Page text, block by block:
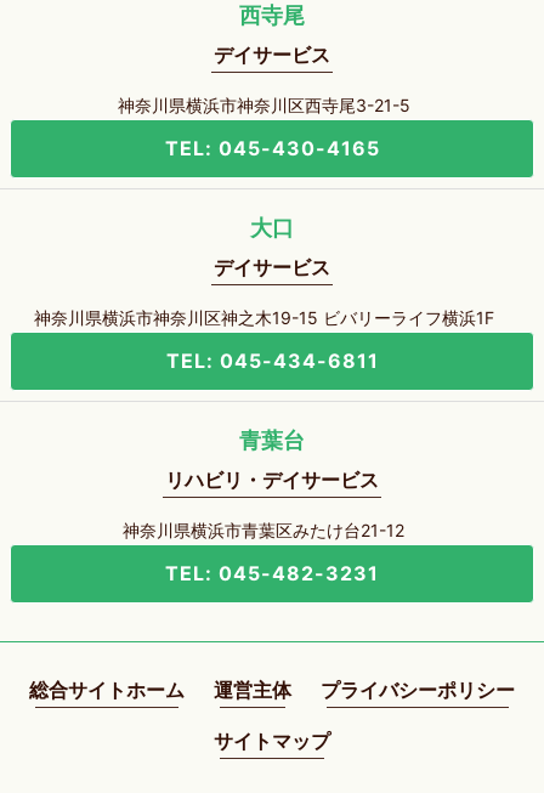
西寺尾
デイサービス
神奈川県横浜市神奈川区西寺尾3-21-5
TEL: 045-430-4165
大口
デイサービス
神奈川県横浜市神奈川区神之木19-15 ビバリーライフ横浜1F
TEL: 045-434-6811
青葉台
リハビリ・デイサービス
神奈川県横浜市青葉区みたけ台21-12
TEL: 045-482-3231
総合サイトホーム 運営主体 プライバシーポリシー
サイトマップ